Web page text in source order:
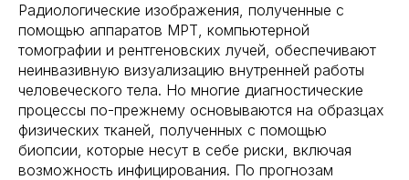
Радиологические изображения, полученные с
помощью аппаратов МРТ, компьютерной
томографии и рентгеновских лучей, обеспечивают
неинвазивную визуализацию внутренней работы
человеческого тела. Но многие диагностические
процессы по-прежнему основываются на образцах
физических тканей, полученных с помощью
биопсии, которые несут в себе риски, включая
возможность инфицирования. По прогнозам